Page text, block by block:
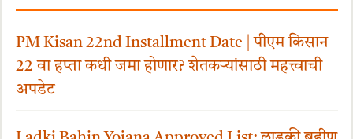
PM Kisan 22nd Installment Date | पीएम किसान
22 वा हप्ता कधी जमा होणार? शेतकऱ्यांसाठी महत्त्वाची
अपडेट